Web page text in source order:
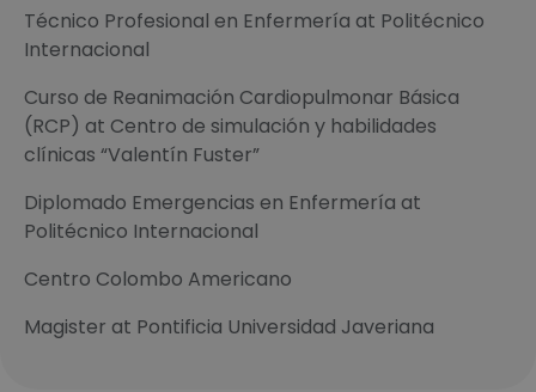
Técnico Profesional en Enfermería at Politécnico
Internacional
Curso de Reanimación Cardiopulmonar Básica
(RCP) at Centro de simulación y habilidades
clínicas “Valentín Fuster”
Diplomado Emergencias en Enfermería at
Politécnico Internacional
Centro Colombo Americano
Magister at Pontificia Universidad Javeriana